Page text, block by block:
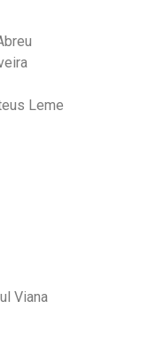
Leme
Viana